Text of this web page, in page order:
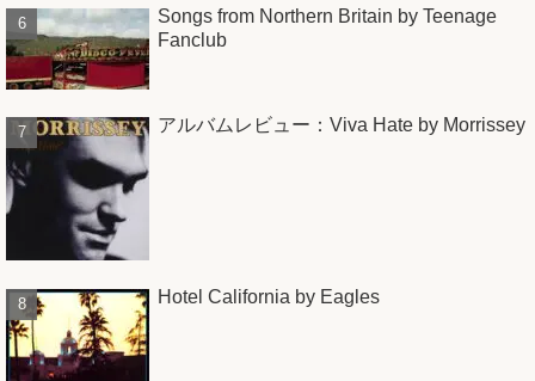
Songs from Northern Britain by Teenage
Fanclub
アルバムレビュー：Viva Hate by Morrissey
Hotel California by Eagles